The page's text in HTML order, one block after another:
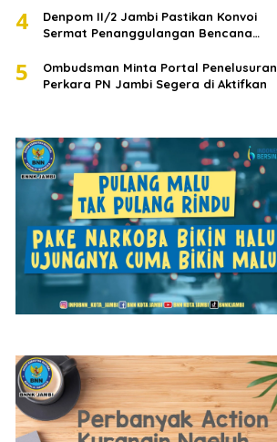
4
Denpom II/2 Jambi Pastikan Konvoi
Sermat Penanggulangan Bencana
5
Ombudsman Minta Portal Penelusuran
Perkara PN Jambi Segera di Aktifkan